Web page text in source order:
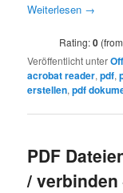
Weiterlesen →
Rating:0
Veröffentlicht unter
acrobat reader,pdf,
erstellen,pdf
PDF
/ verbinden